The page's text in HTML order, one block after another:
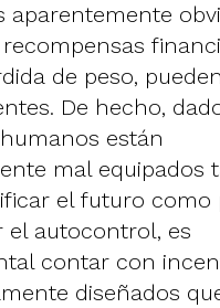
aparentemente
de peso,
De hecho,
están
mal equipados
el futuro como
el autocontrol, es
contar con
diseñados